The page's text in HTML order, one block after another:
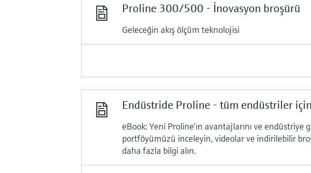
Proline 300/500 - İnovasyon broşürü
Geleceğin akış ölçüm teknolojisi
Endüstride Proline - tüm endüstriler
eBook: Yeni Proline’ın avantajlarını ve
portföyümüzü inceleyin, videolar ve indirilebilir
daha fazla bilgi alın.